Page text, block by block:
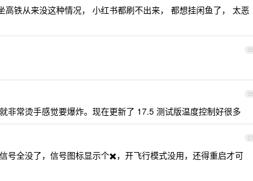
高铁从来没这种情况， 小红书都刷不出来， 都想挂闲鱼了， 太恶
35
36
非常烫手感觉要爆炸。现在更新了 17.5 测试版温度控制好很多
37
号全没了，信号图标显示个✖️，开飞行模式没用，还得重启才可